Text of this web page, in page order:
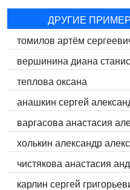
ДРУГИЕ
томилов артём
вершинина диана
теплова оксана
анашкин сергей
варгасова анастасия
холькин александр
чистякова анастасия
карлин сергей